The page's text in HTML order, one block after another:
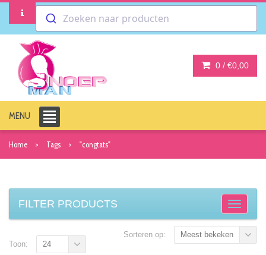
Zoeken naar producten
0 / €0,00
MENU
Home Tags "congtats"
FILTER PRODUCTS
Sorteren op: Meest bekeken
Toon: 24